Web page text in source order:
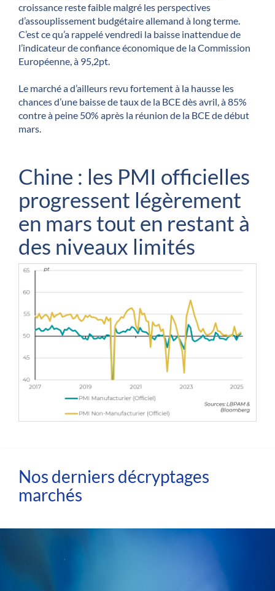
croissance reste faible malgré les perspectives
d’assouplissement budgétaire allemand à long terme.
C’est ce qu’a rappelé vendredi la baisse inattendue de
l’indicateur de confiance économique de la Commission
Européenne, à 95,2pt.
Le marché a d’ailleurs revu fortement à la hausse les
chances d’une baisse de taux de la BCE dès avril, à 85%
contre à peine 50% après la réunion de la BCE de début
mars.
Chine : les PMI officielles
progressent légèrement
en mars tout en restant à
des niveaux limités
Nos derniers décryptages
marchés